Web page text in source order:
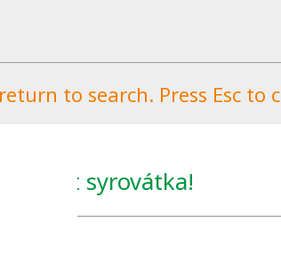
to search. Press Esc to
být syrovátka!